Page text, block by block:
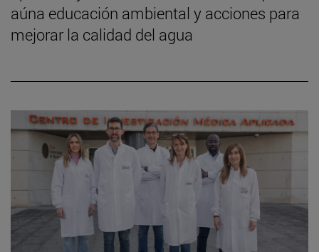
aúna educación ambiental y acciones para
mejorar la calidad del agua